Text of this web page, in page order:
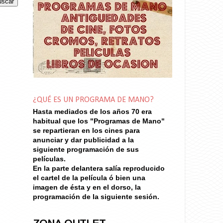
¿QUÉ ES UN PROGRAMA DE MANO?
Hasta mediados de los años 70 era
habitual que los "Programas de Mano"
se repartieran en los cines para
anunciar y dar publicidad a la
siguiente programación de sus
películas.
En la parte delantera salía reproducido
el cartel de la película ó bien una
imagen de ésta y en el dorso, la
programación de la siguiente sesión.